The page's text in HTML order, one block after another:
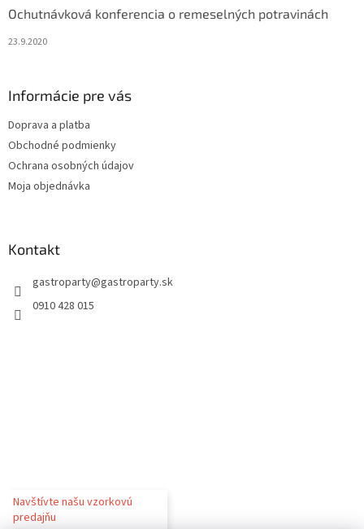
Ochutnávková konferencia o remeselných potravinách
23.9.2020
Informácie pre vás
Doprava a platba
Obchodné podmienky
Ochrana osobných údajov
Moja objednávka
Kontakt
gastroparty@gastroparty.sk
0910 428 015
Navštívte našu vzorkovú
predajňu